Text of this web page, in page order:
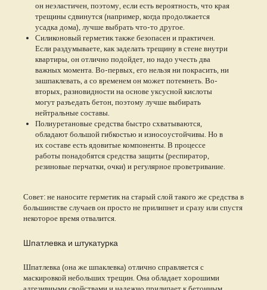
он неэластичен, поэтому, если есть вероятность, что края
трещины сдвинутся (например, когда продолжается
усадка дома), лучше выбрать что-то другое.
Силиконовый герметик также безопасен и практичен.
Если раздумываете, как заделать трещину в стене внутри
квартиры, он отлично подойдет, но надо учесть два
важных момента. Во-первых, его нельзя ни покрасить, ни
зашпаклевать, а со временем он может потемнеть. Во-
вторых, разновидности на основе уксусной кислоты
могут разъедать бетон, поэтому лучше выбирать
нейтральные составы.
Полиуретановые средства быстро схватываются,
обладают большой гибкостью и износоустойчивы. Но в
их составе есть ядовитые компоненты. В процессе
работы понадобятся средства защиты (респиратор,
резиновые перчатки, очки) и регулярное проветривание.
Совет: не наносите герметик на старый слой такого же средства в
большинстве случаев он просто не прилипнет и сразу или спустя
некоторое время отвалится.
Шпатлевка и штукатурка
Шпатлевка (она же шпаклевка) отлично справляется с
маскировкой небольших трещин. Она обладает хорошими
адгезивными свойствами и надежно прилипает к бетонным,